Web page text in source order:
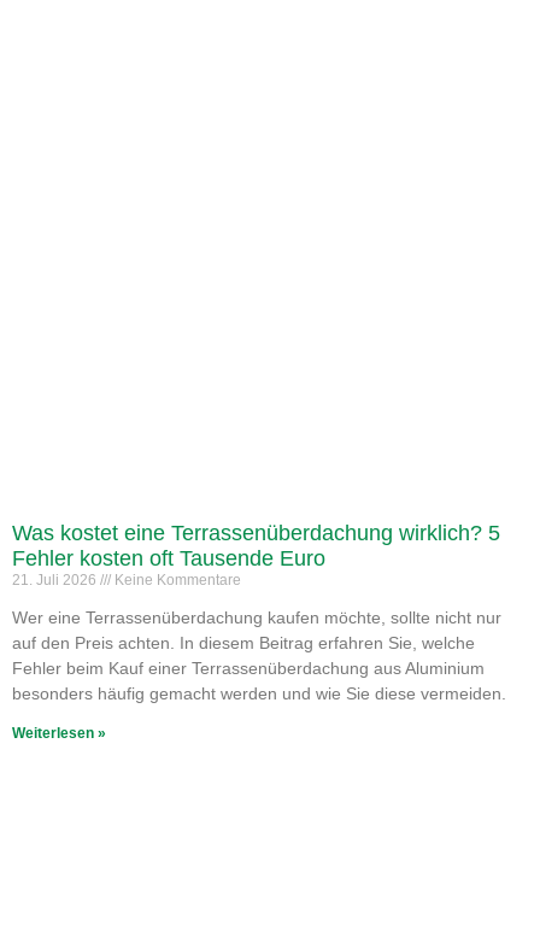
Was kostet eine Terrassenüberdachung wirklich? 5
Fehler kosten oft Tausende Euro
21. Juli 2026 Keine Kommentare
Wer eine Terrassenüberdachung kaufen möchte, sollte nicht nur
auf den Preis achten. In diesem Beitrag erfahren Sie, welche
Fehler beim Kauf einer Terrassenüberdachung aus Aluminium
besonders häufig gemacht werden und wie Sie diese vermeiden.
Weiterlesen »